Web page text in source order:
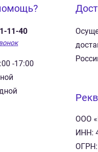
11-40
-17:00
ООО
ИНН:
ОГРН: